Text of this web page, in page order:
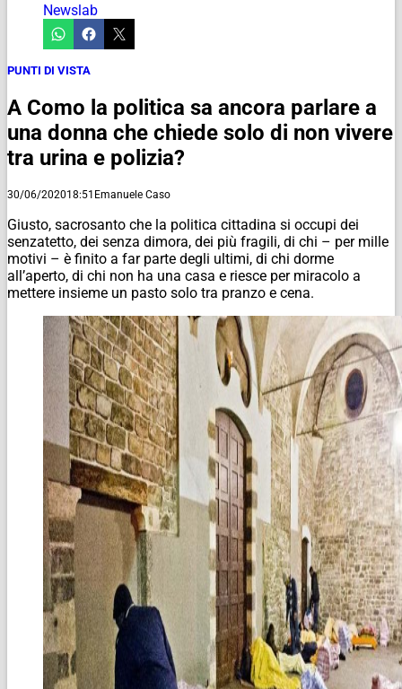
Newslab
PUNTI DI VISTA
A Como la politica sa ancora parlare a
una donna che chiede solo di non vivere
tra urina e polizia?
30/06/202018:51 Emanuele Caso
Giusto, sacrosanto che la politica cittadina si occupi dei
senzatetto, dei senza dimora, dei più fragili, di chi – per mille
motivi – è finito a far parte degli ultimi, di chi dorme
all’aperto, di chi non ha una casa e riesce per miracolo a
mettere insieme un pasto solo tra pranzo e cena.